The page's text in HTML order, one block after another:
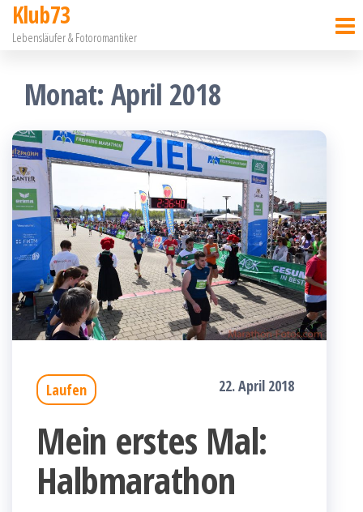
Zum
Inhalt
springen
Klub73
Lebensläufer & Fotoromantiker
Monat: April 2018
Laufen 22. April 2018
Mein erstes Mal:
Halbmarathon